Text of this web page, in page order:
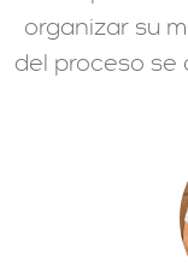
organizar su
del proceso se